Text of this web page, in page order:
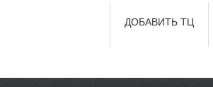
ДОБАВИТЬ ТЦ